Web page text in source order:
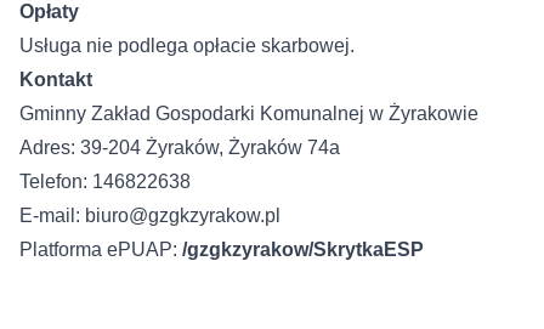
Opłaty
Usługa nie podlega opłacie skarbowej.
Kontakt
Gminny Zakład Gospodarki Komunalnej w Żyrakowie
Adres: 39-204 Żyraków, Żyraków 74a
Telefon: 146822638
E-mail: biuro@gzgkzyrakow.pl
Platforma ePUAP: /gzgkzyrakow/SkrytkaESP